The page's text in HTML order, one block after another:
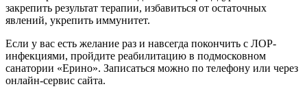
закрепить результат терапии, избавиться от остаточных
явлений, укрепить иммунитет.
Если у вас есть желание раз и навсегда покончить с ЛОР-
инфекциями, пройдите реабилитацию в подмосковном
санатории «Ерино». Записаться можно по телефону или через
онлайн-сервис сайта.